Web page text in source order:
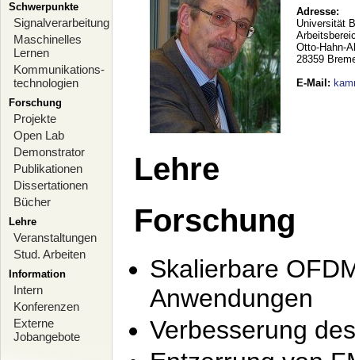
Schwerpunkte
Signalverarbeitung
Maschinelles
Lernen
Kommunikations-
technologien
Forschung
Projekte
Open Lab
Demonstrator
Publikationen
Dissertationen
Bücher
Lehre
Veranstaltungen
Stud. Arbeiten
Information
Intern
Konferenzen
Externe
Jobangebote
Adresse:
Universität
Otto-Hahn-
28359
E-Mail :
Lehre
Forschung
Skalierbare
Anwendungen
Verbesserung